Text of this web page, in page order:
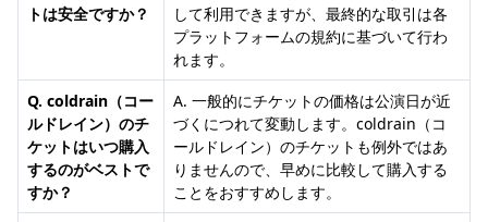
トは安全ですか？
して利用できますが、最終的な取引は各
プラットフォームの規約に基づいて行わ
れます。
Q. coldrain（コー
ルドレイン）のチ
ケットはいつ購入
するのがベストで
すか？
A. 一般的にチケットの価格は公演日が近
づくにつれて変動します。coldrain（コ
ールドレイン）のチケットも例外ではあ
りませんので、早めに比較して購入する
ことをおすすめします。